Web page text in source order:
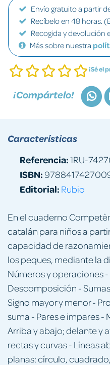
Envío gratuito a partir
Recíbelo en 48 horas.
Recogida y devolución
Más sobre nuestra
¡Sé el
¡Compártelo!
En el cuaderno
catalán para niños a
capacidad de
los peques, mediante la
Números y operaciones
Descomposición -
Signo mayor y menor -
suma - Pares e impares
Arriba y abajo; delante y
rectas y curvas - Líneas
planas: círculo,
Características
Referencia:1RU-
ISBN:
Editorial: Rubio